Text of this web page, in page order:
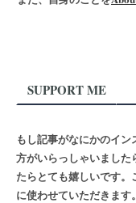
SUPPORT ME
もし記事がなにかのイ
方がいらっしゃいまし
たらとても嬉しいです
に使わせていただきま